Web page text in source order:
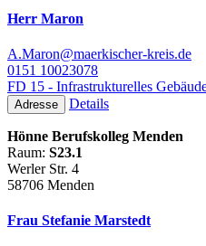
Herr Maron
A.Maron@maerkischer-kreis.de
0151 10023078
FD 15 - Infrastrukturelles
Adresse Details
Hönne Berufskolleg Menden
Raum: S23.1
Werler Str. 4
58706 Menden
Frau Stefanie Marstedt